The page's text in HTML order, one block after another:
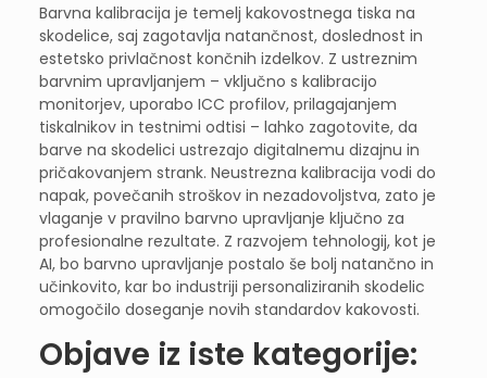
Barvna kalibracija je temelj kakovostnega tiska na
skodelice, saj zagotavlja natančnost, doslednost in
estetsko privlačnost končnih izdelkov. Z ustreznim
barvnim upravljanjem – vključno s kalibracijo
monitorjev, uporabo ICC profilov, prilagajanjem
tiskalnikov in testnimi odtisi – lahko zagotovite, da
barve na skodelici ustrezajo digitalnemu dizajnu in
pričakovanjem strank. Neustrezna kalibracija vodi do
napak, povečanih stroškov in nezadovoljstva, zato je
vlaganje v pravilno barvno upravljanje ključno za
profesionalne rezultate. Z razvojem tehnologij, kot je
AI, bo barvno upravljanje postalo še bolj natančno in
učinkovito, kar bo industriji personaliziranih skodelic
omogočilo doseganje novih standardov kakovosti.
Objave iz iste kategorije: